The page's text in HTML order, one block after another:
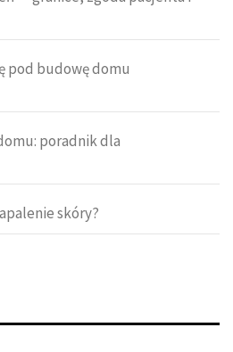
pod budowę domu
poradnik dla
skóry?